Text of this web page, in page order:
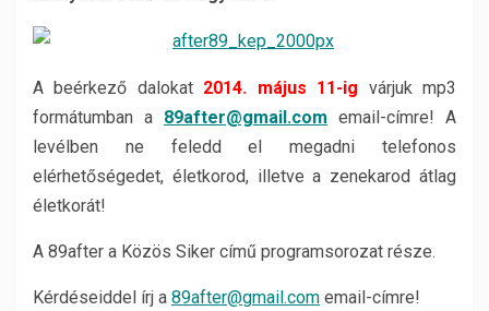
A beérkező dalokat 2014. május 11-ig várjuk mp3
formátumban a 89after@gmail.com email-címre! A
levélben ne feledd el megadni telefonos
elérhetőségedet, életkorod, illetve a zenekarod átlag
életkorát!
A 89after a Közös Siker című programsorozat része.
Kérdéseiddel írj a 89after@gmail.com email-címre!